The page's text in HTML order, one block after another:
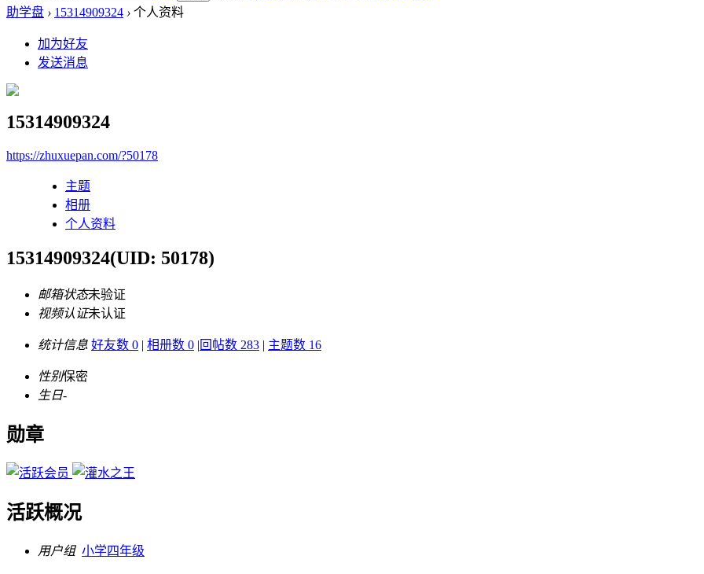
助学盘 › 15314909324 › 个人资料
加为好友
发送消息
15314909324
https://zhuxuepan.com/?50178
主题
相册
个人资料
15314909324(UID: 50178)
邮箱状态未验证
视频认证未认证
统计信息 好友数 0 | 相册数 0 |回帖数 283 | 主题数 16
性别保密
生日-
勋章
活跃概况
用户组 小学四年级